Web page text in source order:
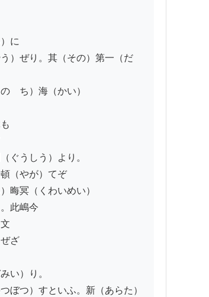
に
）ぜり。其（その）第一（だ
ゝち）海（かい）
ぐうしう）より。
（やが）てぞ
晦冥（くわいめい）
此嶋今
ざ
い）り。
ぼつ）すといふ。新（あらた）